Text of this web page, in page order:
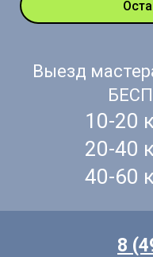
Выезд
10-20
20-40
40-60
8